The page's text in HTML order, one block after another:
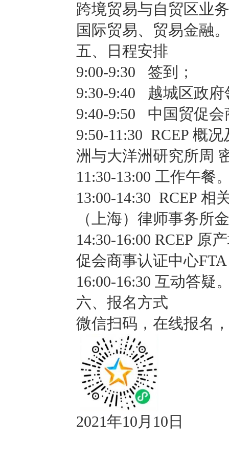
跨境贸易与自贸区业
国际贸易、贸易金融。
五、日程安排
9:00-9:30 签到；
9:30-9:40 越城区政府
9:40-9:50 中国贸促
9:50-11:30 RCEP 概
洲与大洋洲研究所周
11:30-13:00 工作午餐
13:00-14:30 RCEP 相
（上海）律师事务所
14:30-16:00 RCEP 原
促会商事认证中心
16:00-16:30 互动答疑
六、报名方式
微信扫码，在线报名
2021年10月10日